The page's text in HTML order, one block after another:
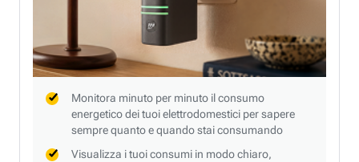
Monitora minuto per minuto il consumo
energetico dei tuoi elettrodomestici per sapere
sempre quanto e quando stai consumando
Visualizza i tuoi consumi in modo chiaro,